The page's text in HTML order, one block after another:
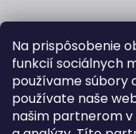
Na prispôsobenie
funkcií sociálnych
používame súbory
používate naše
našim partnerom